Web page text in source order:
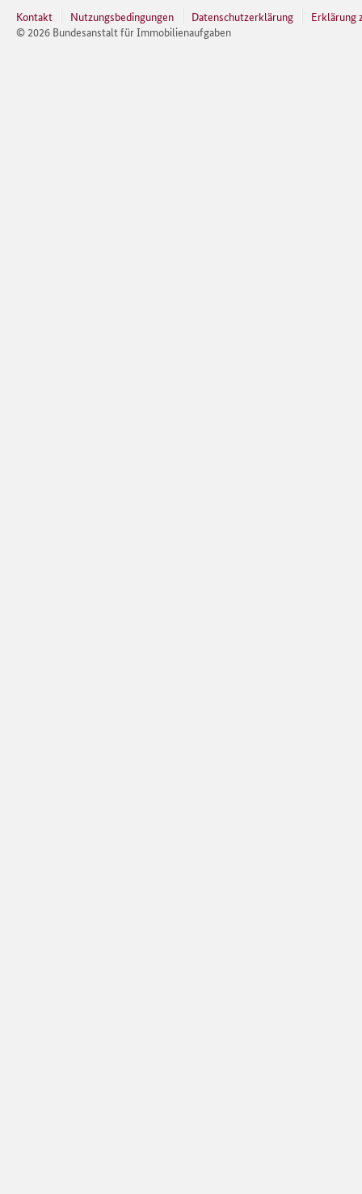
Kontakt Nutzungsbedingungen Datenschutzerklärung
Erklärung
© 2026 Bundesanstalt für Immobilienaufgaben